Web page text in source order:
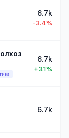
6.7k
-3.4%
6.7k
+3.1%
6.7k